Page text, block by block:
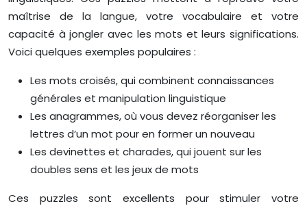
maîtrise de la langue, votre vocabulaire et votre
capacité à jongler avec les mots et leurs significations.
Voici quelques exemples populaires :
Les mots croisés, qui combinent connaissances
générales et manipulation linguistique
Les anagrammes, où vous devez réorganiser les
lettres d’un mot pour en former un nouveau
Les devinettes et charades, qui jouent sur les
doubles sens et les jeux de mots
Ces puzzles sont excellents pour stimuler votre